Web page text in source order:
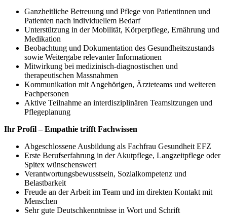
Ganzheitliche Betreuung und Pflege von Patientinnen und
Patienten nach individuellem Bedarf
Unterstützung in der Mobilität, Körperpflege, Ernährung und
Medikation
Beobachtung und Dokumentation des Gesundheitszustands
sowie Weitergabe relevanter Informationen
Mitwirkung bei medizinisch-diagnostischen und
therapeutischen Massnahmen
Kommunikation mit Angehörigen, Ärzteteams und weiteren
Fachpersonen
Aktive Teilnahme an interdisziplinären Teamsitzungen und
Pflegeplanung
Ihr Profil – Empathie trifft Fachwissen
Abgeschlossene Ausbildung als Fachfrau Gesundheit EFZ
Erste Berufserfahrung in der Akutpflege, Langzeitpflege oder
Spitex wünschenswert
Verantwortungsbewusstsein, Sozialkompetenz und
Belastbarkeit
Freude an der Arbeit im Team und im direkten Kontakt mit
Menschen
Sehr gute Deutschkenntnisse in Wort und Schrift